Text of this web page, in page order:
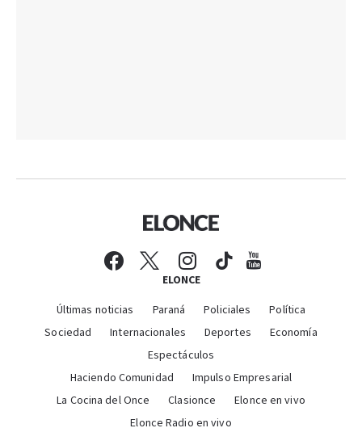
ELONCE
Últimas noticias Paraná Policiales
Política
Sociedad
Internacionales Deportes
Economía
Espectáculos
Haciendo Comunidad
Impulso Empresarial
La Cocina del Once
Clasionce
Elonce en vivo
Elonce Radio en vivo